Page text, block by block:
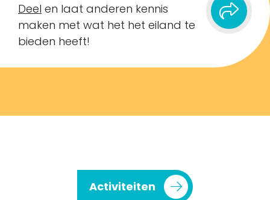
Deel en laat anderen kennis
maken met wat het het eiland te
bieden heeft!
Activiteiten